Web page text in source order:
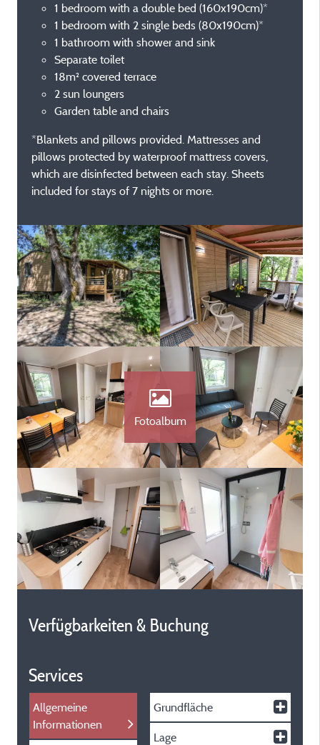
1 bedroom with a double bed (160x190cm)*
1 bedroom with 2 single beds (80x190cm)*
1 bathroom with shower and sink
Separate toilet
18m² covered terrace
2 sun loungers
Garden table and chairs
*Blankets and pillows provided. Mattresses and
pillows protected by waterproof mattress covers,
which are disinfected between each stay. Sheets
included for stays of 7 nights or more.
Fotoalbum
Verfügbarkeiten & Buchung
Services
Allgemeine
Informationen
Grundfläche
Lage